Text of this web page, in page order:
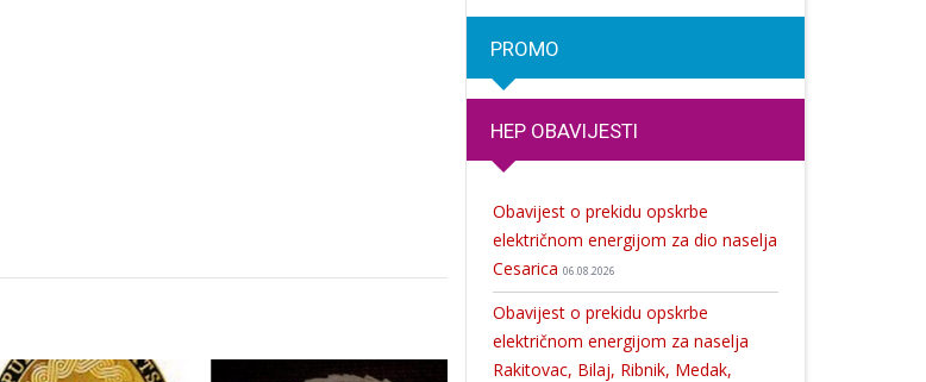
PROMO
HEP OBAVIJESTI
Obavijest o prekidu opskrbe
električnom energijom za dio naselja
Cesarica 06.08.2026
Obavijest o prekidu opskrbe
električnom energijom za naselja
Rakitovac, Bilaj, Ribnik, Medak,